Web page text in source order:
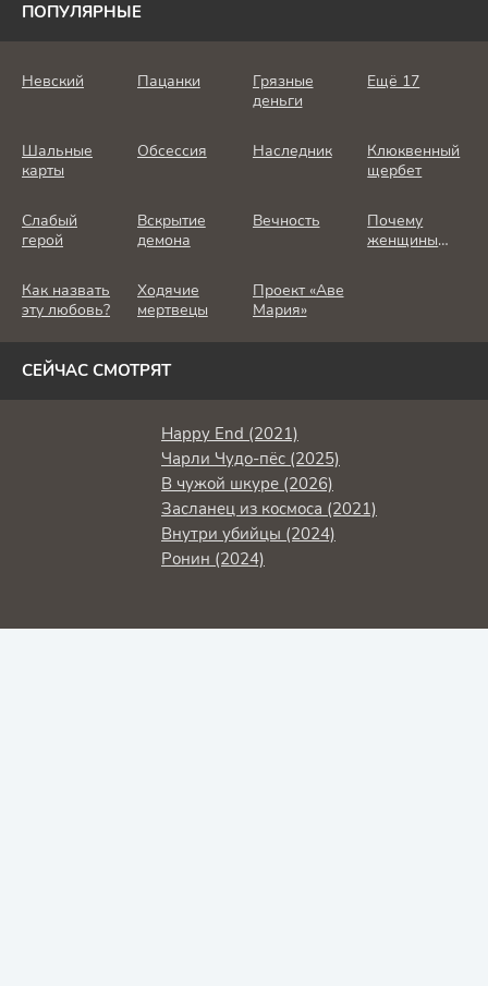
ПОПУЛЯРНЫЕ
Невский Пацанки
Грязные
деньги
Ещё 17
Шальные
карты
Обсессия Наследник
Клюквенный
щербет
Слабый
герой
Вскрытие
демона
Вечность
Почему
женщины
Как назвать
эту любовь?
Ходячие
мертвецы
Проект «Аве
Мария»
СЕЙЧАС СМОТРЯТ
Happy End (2021)
Чарли Чудо-пёс (2025)
В чужой шкуре (2026)
Засланец из космоса (2021)
Внутри убийцы (2024)
Ронин (2024)